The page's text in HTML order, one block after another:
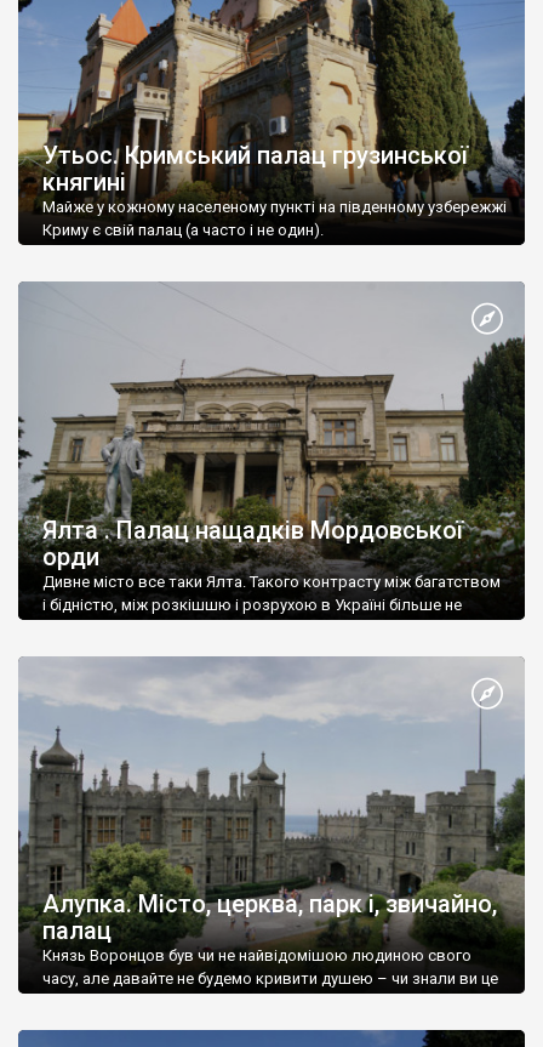
Утьос. Кримський палац грузинської
княгині
Майже у кожному населеному пункті на південному узбережжі
Криму є свій палац (а часто і не один).
Ялта . Палац нащадків Мордовської
орди
Дивне місто все таки Ялта. Такого контрасту між багатством
і бідністю, між розкішшю і розрухою в Україні більше не
Алупка. Місто, церква, парк і, звичайно,
палац
Князь Воронцов був чи не найвідомішою людиною свого
часу, але давайте не будемо кривити душею – чи знали ви це